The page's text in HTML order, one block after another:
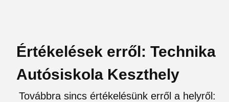
Értékelések erről: Technika
Autósiskola Keszthely
Továbbra sincs értékelésünk erről a helyről: